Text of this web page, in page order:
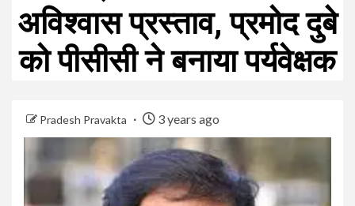
अविश्वास प्रस्ताव, प्रमोद दुबे
को पीसीसी ने बनाया पर्यवेक्षक
Pradesh Pravakta 3 years ago